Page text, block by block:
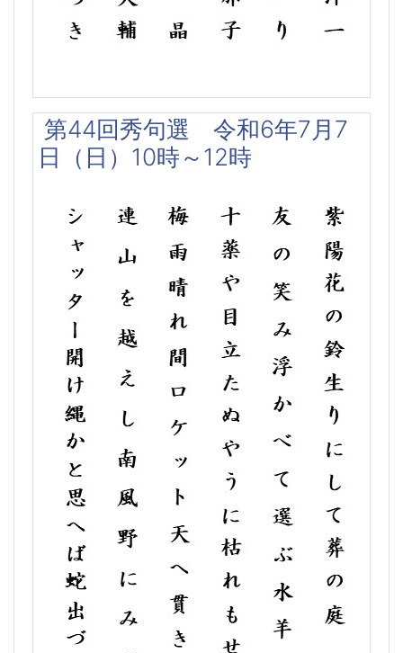
第44回秀句選 令和6年7月7
日（日）10時～12時